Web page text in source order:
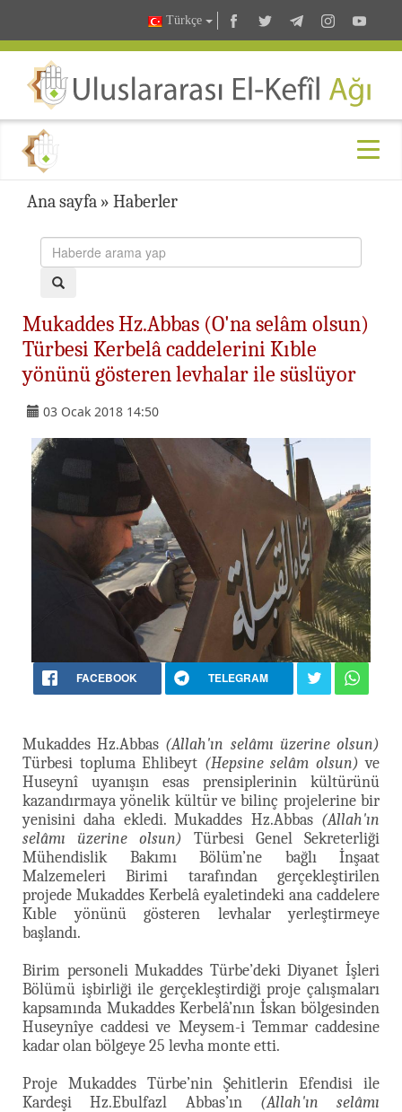
Türkçe
Ana sayfa » Haberler
Mukaddes Hz.Abbas (O'na selâm olsun)
Türbesi Kerbelâ caddelerini Kıble
yönünü gösteren levhalar ile süslüyor
03 Ocak 2018 14:50
FACEBOOK TELEGRAM
Mukaddes Hz.Abbas (Allah'ın selâmı üzerine olsun)
Türbesi topluma Ehlibeyt (Hepsine selâm olsun) ve
Huseynî uyanışın esas prensiplerinin kültürünü
kazandırmaya yönelik kültür ve bilinç projelerine bir
yenisini daha ekledi. Mukaddes Hz.Abbas (Allah'ın
selâmı üzerine olsun) Türbesi Genel Sekreterliği
Mühendislik Bakımı Bölüm’ne bağlı İnşaat
Malzemeleri Birimi tarafından gerçekleştirilen
projede Mukaddes Kerbelâ eyaletindeki ana caddelere
Kıble yönünü gösteren levhalar yerleştirmeye
başlandı.
Birim personeli Mukaddes Türbe’deki Diyanet İşleri
Bölümü işbirliği ile gerçekleştirdiği proje çalışmaları
kapsamında Mukaddes Kerbelâ’nın İskan bölgesinden
Huseynîye caddesi ve Meysem-i Temmar caddesine
kadar olan bölgeye 25 levha monte etti.
Proje Mukaddes Türbe’nin Şehitlerin Efendisi ile
Kardeşi Hz.Ebulfazl Abbas’ın (Allah'ın selâmı